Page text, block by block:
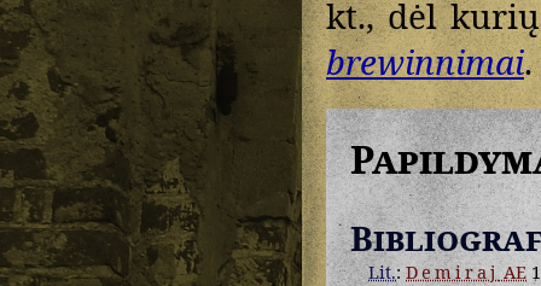
kt., dėl
brewinnimai.
Lit.:DemirajAE